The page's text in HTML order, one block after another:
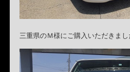
三重県のＭ様にご購入いただきまし